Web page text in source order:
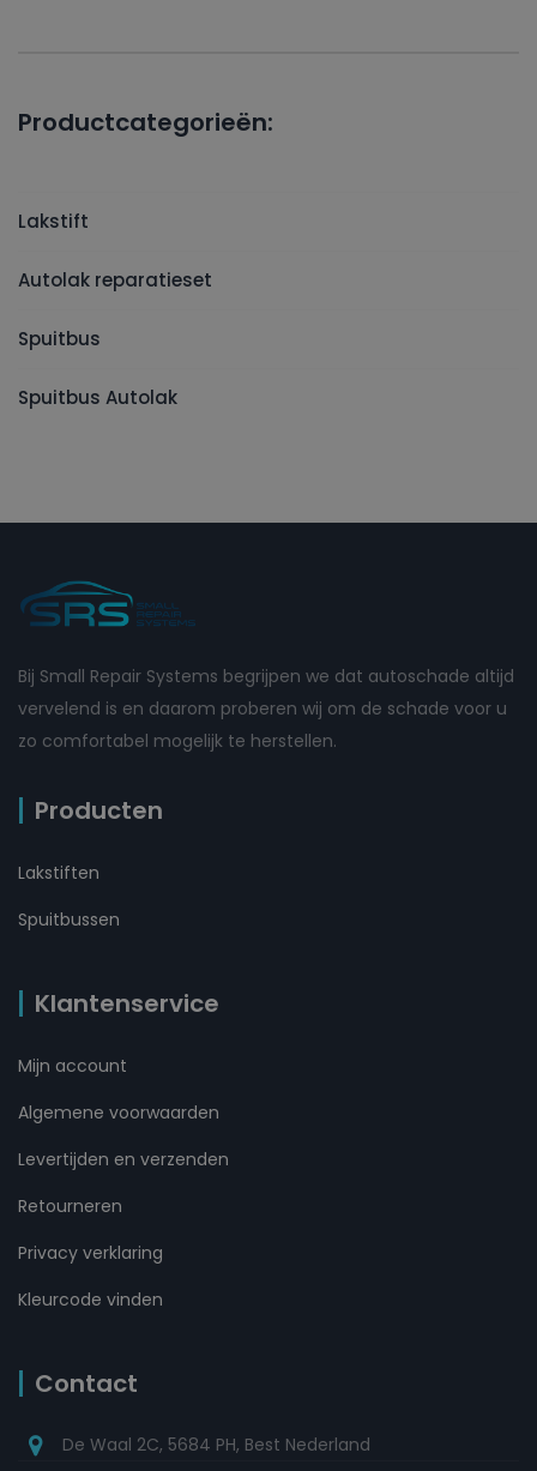
Productcategorieën:
Lakstift
Autolak reparatieset
Spuitbus
Spuitbus Autolak
Bij Small Repair Systems begrijpen we dat autoschade altijd
vervelend is en daarom proberen wij om de schade voor u
zo comfortabel mogelijk te herstellen.
Producten
Lakstiften
Spuitbussen
Klantenservice
Mijn account
Algemene voorwaarden
Levertijden en verzenden
Retourneren
Privacy verklaring
Kleurcode vinden
Contact
De Waal 2C, 5684 PH, Best Nederland